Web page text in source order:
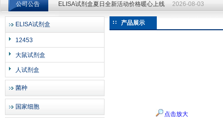
上海邦景实业有限公司
公司公告 ELISA试剂盒夏日全新活动价格暖心上线 2026-08-03
ELISA试剂盒夏日全新活动价格暖心上线
ELISA试剂盒
12453
大鼠试剂盒
人试剂盒
菌种
国家细胞
产品展示
点击放大